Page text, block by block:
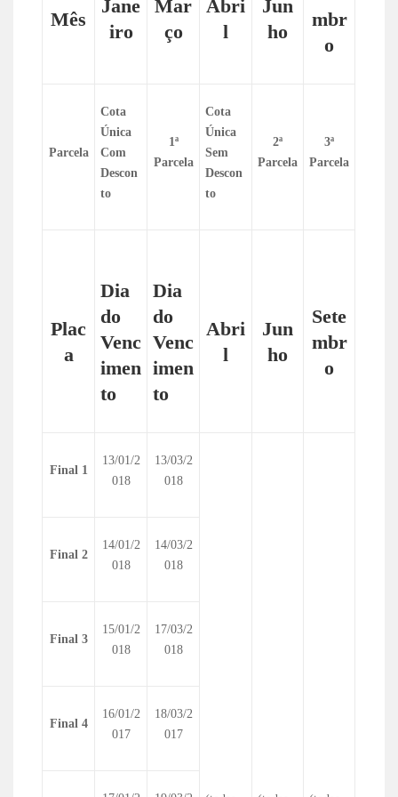
Mês
Jane
iro
Mar
ço
Abri
l
Jun
ho
mbr
o
Parcela
Cota
Única
Com
Descon
to
1ª
Parcela
Cota
Única
Sem
Descon
to
2ª
Parcela
3ª
Parcela
Plac
a
Dia
do
Venc
imen
to
Dia
do
Venc
imen
to
Abri
l
Jun
ho
Sete
mbr
o
Final 1
13/01/2
018
13/03/2
018
Final 2
14/01/2
018
14/03/2
018
Final 3
15/01/2
018
17/03/2
018
Final 4
16/01/2
017
18/03/2
017